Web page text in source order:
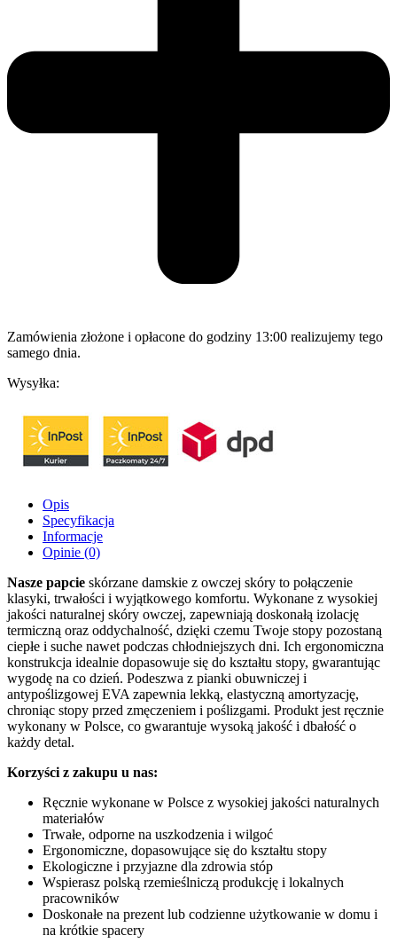
Zamówienia złożone i opłacone do godziny 13:00 realizujemy tego
samego dnia.
Wysyłka:
Opis
Specyfikacja
Informacje
Opinie (0)
Nasze papcie skórzane damskie z owczej skóry to połączenie
klasyki, trwałości i wyjątkowego komfortu. Wykonane z wysokiej
jakości naturalnej skóry owczej, zapewniają doskonałą izolację
termiczną oraz oddychalność, dzięki czemu Twoje stopy pozostaną
ciepłe i suche nawet podczas chłodniejszych dni. Ich ergonomiczna
konstrukcja idealnie dopasowuje się do kształtu stopy, gwarantując
wygodę na co dzień. Podeszwa z pianki obuwniczej i
antypoślizgowej EVA zapewnia lekką, elastyczną amortyzację,
chroniąc stopy przed zmęczeniem i poślizgami. Produkt jest ręcznie
wykonany w Polsce, co gwarantuje wysoką jakość i dbałość o
każdy detal.
Korzyści z zakupu u nas:
Ręcznie wykonane w Polsce z wysokiej jakości naturalnych
materiałów
Trwałe, odporne na uszkodzenia i wilgoć
Ergonomiczne, dopasowujące się do kształtu stopy
Ekologiczne i przyjazne dla zdrowia stóp
Wspierasz polską rzemieślniczą produkcję i lokalnych
pracowników
Doskonałe na prezent lub codzienne użytkowanie w domu i
na krótkie spacery